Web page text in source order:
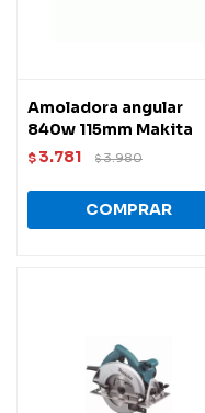
Amoladora angular
840w 115mm Makita
$ 3.781 $3.980